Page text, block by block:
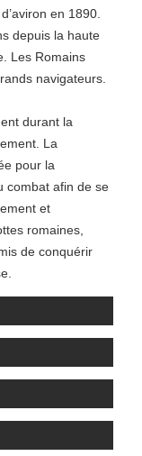
en 1890.
depuis la haute
Les Romains
navigateurs.
durant la
La
pour la
combat afin de se
et
romaines,
de conquérir